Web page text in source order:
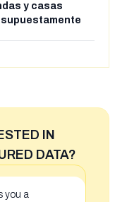
y casas
IN
DATA?
you a